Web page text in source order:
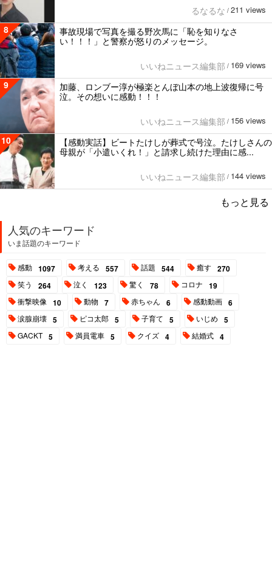
るなるな / 211 views
8
事故現場で写真を撮る野次馬に「恥を知りなさ
い！！！」と警察が怒りのメッセージ。
いいねニュース編集部 / 169 views
9
加藤、ロンブー淳が極楽とんぼ山本の地上波復帰に号
泣。その想いに感動！！！
いいねニュース編集部 / 156 views
10
【感動実話】ビートたけしが葬式で号泣。たけしさんの
母親が「小遣いくれ！」と請求し続けた理由に感...
いいねニュース編集部 / 144 views
もっと見る
人気のキーワード
いま話題のキーワード
感動 1097 考える 557 話題 544 癒す 270
笑う 264 泣く 123 驚く 78 コロナ 19
衝撃映像 10 動物 7 赤ちゃん 6 感動動画 6
涙腺崩壊 5 ピコ太郎 5 子育て 5 いじめ 5
GACKT 5 満員電車 5 クイズ 4 結婚式 4